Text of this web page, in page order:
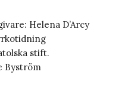
Helena D’Arcy
stift.
Byström